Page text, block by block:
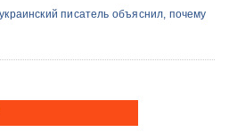
писатель объяснил, почему